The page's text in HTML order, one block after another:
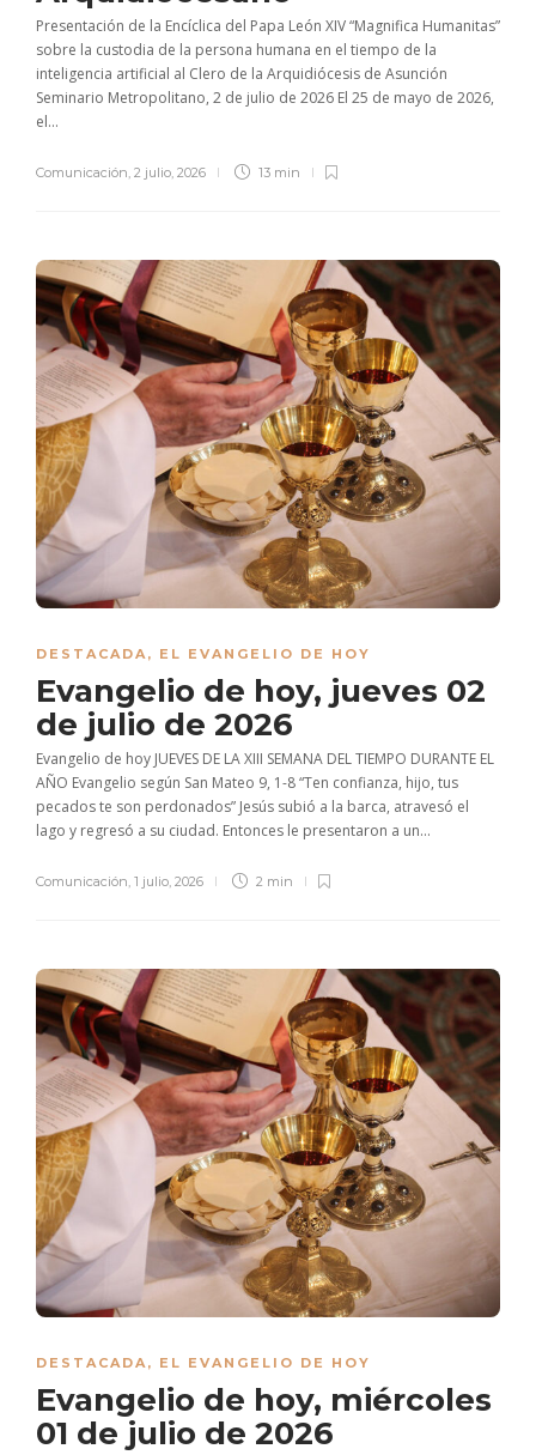
Presentación de la Encíclica del Papa León XIV “Magnifica Humanitas”
sobre la custodia de la persona humana en el tiempo de la
inteligencia artificial al Clero de la Arquidiócesis de Asunción
Seminario Metropolitano, 2 de julio de 2026 El 25 de mayo de 2026,
el...
Comunicación 2 julio, 2026 13 min
DESTACADA, EL EVANGELIO DE HOY
Evangelio de hoy, jueves 02
de julio de 2026
Evangelio de hoy JUEVES DE LA XIII SEMANA DEL TIEMPO DURANTE EL
AÑO Evangelio según San Mateo 9, 1-8 “Ten confianza, hijo, tus
pecados te son perdonados” Jesús subió a la barca, atravesó el
lago y regresó a su ciudad. Entonces le presentaron a un...
Comunicación, 1 julio, 2026 2 min
DESTACADA, EL EVANGELIO DE HOY
Evangelio de hoy, miércoles
01 de julio de 2026